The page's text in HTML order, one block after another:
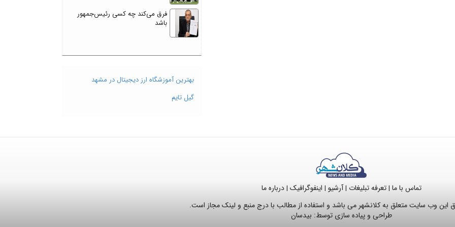
فرق می‌کند چه کسی رئیس‌جمهور
باشد
بهترین آموزشگاه ارز دیجیتال در مشهد
گیل تایم
تماس با ما |تعرفه تبلیغات |آرشیو | اینفوگرافیک |درباره ما
وب سایت متعلق به کلانشهر می باشد و استفاده از مطالب با درج منبع و لینک مجاز است.
طراحی و پیاده سازی توسط: بیدسان